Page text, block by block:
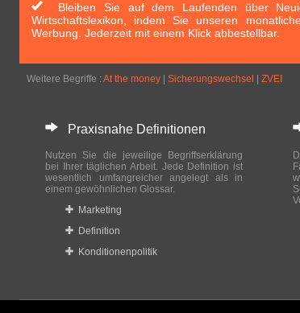
Bleiben Sie auf dem Laufenden über
Wirtschaftslexikon, indem Sie unseren
Werbung. Jederzeit mit einem Klick abbestellbar.
Weitere Begriffe : At the money Sicherungswechsel ZVEI
Praxisnahe Definitionen
Nutzen Sie die jeweilige Begriffserklärung
bei Ihrer täglichen Arbeit. Jede Definition ist
wesentlich umfangreicher angelegt als in
einem gewöhnlichen Glossar.
Marketing
Definition
Konditionenpolitik